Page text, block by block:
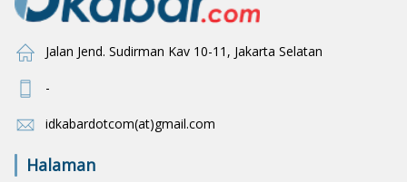
Jalan Jend. Sudirman Kav 10-11, Jakarta Selatan
-
idkabardotcom(at)gmail.com
Halaman